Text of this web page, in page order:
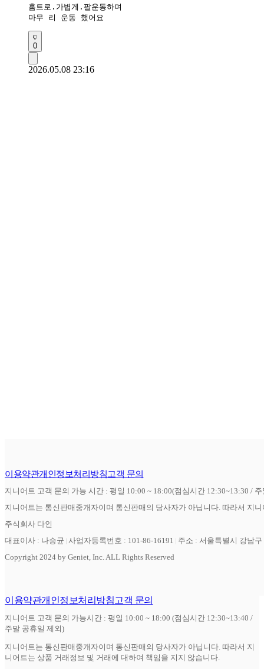
홈트로.가볍게.팔운동하며
마무 리 운동 했어요
0
2026.05.08 23:16
이용약관개인정보처리방침고객 문의
지니어트 고객 문의 가능 시간 : 평일 10:00 ~ 18:00(점심시간 12:30~13:30 /
지니어트는 통신판매중개자이며 통신판매의 당사자가 아닙니다. 따라서 지
주식회사 다인
대표이사 : 나승균 사업자등록번호 : 101-86-16191
주소 : 서울특별시 강남
Copyright 2024 by Geniet, Inc. ALL Rights Reserved
이용약관개인정보처리방침고객 문의
지니어트 고객 문의 가능시간 : 평일 10:00 ~ 18:00 (점심시간 12:30~13:40 /
주말 공휴일 제외)
지니어트는 통신판매중개자이며 통신판매의 당사자가 아닙니다. 따라서 지
니어트는 상품 거래정보 및 거래에 대하여 책임을 지지 않습니다.